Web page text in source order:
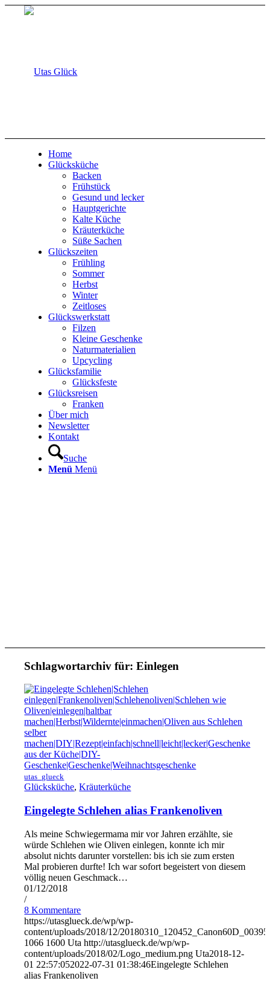
Home
Glücksküche
Backen
Frühstück
Gesund und lecker
Hauptgerichte
Kalte Küche
Kräuterküche
Süße Sachen
Glückszeiten
Frühling
Sommer
Herbst
Winter
Zeitloses
Glückswerkstatt
Filzen
Kleine Geschenke
Naturmaterialien
Upcycling
Glücksfamilie
Glücksfeste
Glücksreisen
Franken
Über mich
Newsletter
Kontakt
Suche
Menü Menü
Schlagwortarchiv für:Einlegen
utas_glueck
Glücksküche,Kräuterküche
Eingelegte Schlehen alias Frankenoliven
Als meine Schwiegermama mir vor Jahren erzählte, sie
würde Schlehen wie Oliven einlegen, konnte ich mir
absolut nichts darunter vorstellen: bis ich sie zum ersten
Mal probieren durfte! Ich war sofort begeistert von diesem
völlig neuen Geschmack…
01/12/2018
/
8 Kommentare
https://utasglueck.de/wp/wp-
content/uploads/2018/12/
1066 1600 Uta http://utasglueck.de/wp/wp-
content/uploads/2018/02/Logo_medium.png Uta2018-12-
01 22:57:052022-07-31 01:38:46Eingelegte Schlehen
alias Frankenoliven